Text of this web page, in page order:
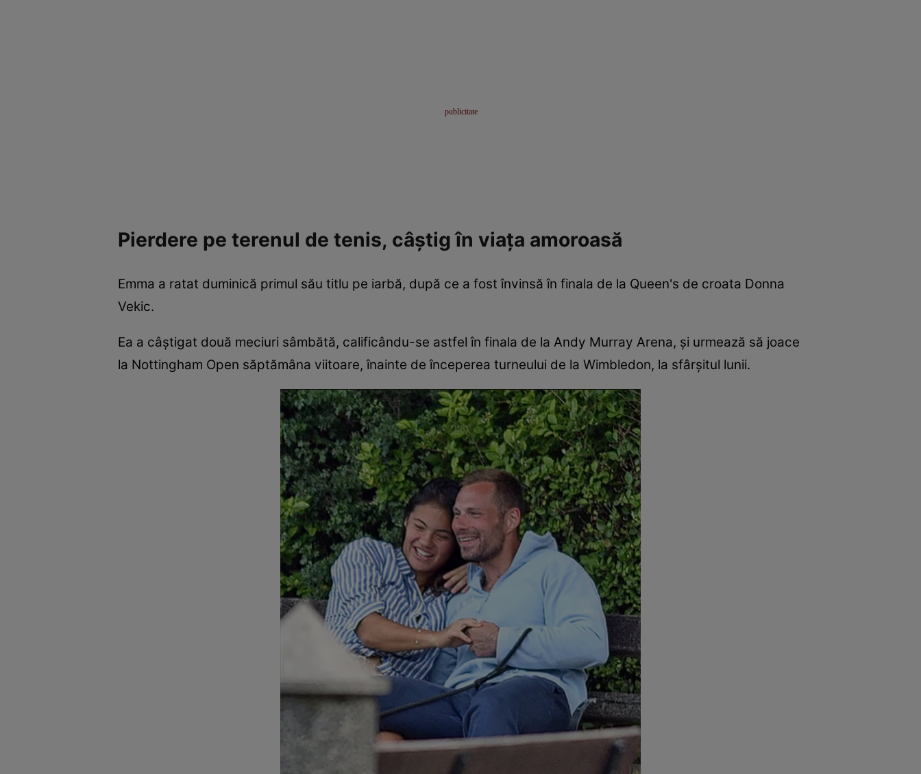
Pierdere pe terenul de tenis, câștig în viața amoroasă
Emma a ratat duminică primul său titlu pe iarbă, după ce a fost învinsă în finala de la Queen's de croata Donna
Vekic.
Ea a câștigat două meciuri sâmbătă, calificându-se astfel în finala de la Andy Murray Arena, și urmează să joace
la Nottingham Open săptămâna viitoare, înainte de începerea turneului de la Wimbledon, la sfârșitul lunii.